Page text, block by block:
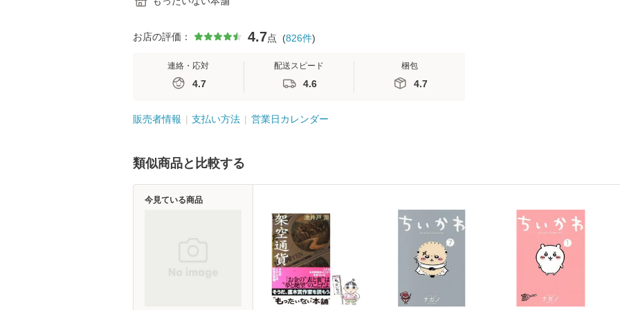
お店の評価： 4.7点 (826件)
連絡・応対
4.7
配送スピード
4.6
梱包
4.7
販売者情報 支払い方法 営業日カレンダー
類似商品と比較する
今見ている商品